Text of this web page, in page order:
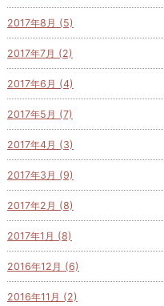
2017年8月 (5)
2017年7月 (2)
2017年6月 (4)
2017年5月 (7)
2017年4月 (3)
2017年3月 (9)
2017年2月 (8)
2017年1月 (8)
2016年12月 (6)
2016年11月 (2)